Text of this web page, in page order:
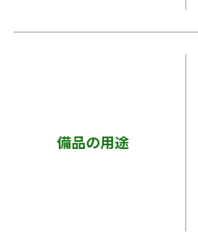
備品の用途